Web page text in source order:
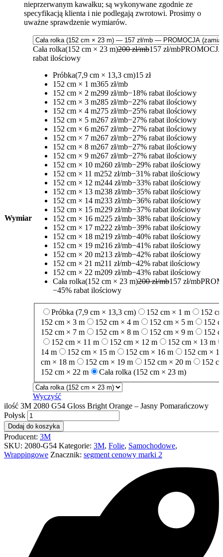
nieprzerwanym kawałku; są wykonywane zgodnie ze
specyfikacją klienta i nie podlegają zwrotowi. Prosimy o
uważne sprawdzenie wymiarów.
Wymiar
Cała rolka(152 cm × 23 m)200 zł/mb157 zł/mb
rabat ilościowy
Próbka(7,9 cm × 13,3 cm)15 zł
152 cm × 1 m365 zł/mb
152 cm × 2 m299 zł/mb−18% rabat ilościowy
152 cm × 3 m285 zł/mb−22% rabat ilościowy
152 cm × 4 m275 zł/mb−25% rabat ilościowy
152 cm × 5 m267 zł/mb−27% rabat ilościowy
152 cm × 6 m267 zł/mb−27% rabat ilościowy
152 cm × 7 m267 zł/mb−27% rabat ilościowy
152 cm × 8 m267 zł/mb−27% rabat ilościowy
152 cm × 9 m267 zł/mb−27% rabat ilościowy
152 cm × 10 m260 zł/mb−29% rabat ilościowy
152 cm × 11 m252 zł/mb−31% rabat ilościowy
152 cm × 12 m244 zł/mb−33% rabat ilościowy
152 cm × 13 m238 zł/mb−35% rabat ilościowy
152 cm × 14 m233 zł/mb−36% rabat ilościowy
152 cm × 15 m229 zł/mb−37% rabat ilościowy
152 cm × 16 m225 zł/mb−38% rabat ilościowy
152 cm × 17 m222 zł/mb−39% rabat ilościowy
152 cm × 18 m219 zł/mb−40% rabat ilościowy
152 cm × 19 m216 zł/mb−41% rabat ilościowy
152 cm × 20 m213 zł/mb−42% rabat ilościowy
152 cm × 21 m211 zł/mb−42% rabat ilościowy
152 cm × 22 m209 zł/mb−43% rabat ilościowy
Cała rolka(152 cm × 23 m)200 zł/mb157 zł/mb
−45% rabat ilościowy
Próbka (7,9 cm × 13,3 cm) 152 cm × 1 m
152
152 cm × 3 m
152 cm × 4 m 152 cm × 5 m
152
152 cm × 7 m
152 cm × 8 m 152 cm × 9 m
152
152 cm × 11 m
152 cm × 12 m
152 cm × 13 m
14 m
152 cm × 15 m 152 cm × 16 m
152 cm ×
cm × 18 m
152 cm × 19 m 152 cm × 20 m
152
152 cm × 22 m
Cała rolka (152 cm × 23 m)
Wyczyść
ilość 3M 2080 G54 Gloss Bright Orange – Jasny Pomarańczowy
Połysk
Dodaj do koszyka
Producent: 3M
SKU: 2080-G54 Kategorie: 3M, Folie, Samochodowe,
Wrappingowe Znacznik: segment cenowy marki 2